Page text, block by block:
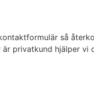
så
privatkund hjälper vi